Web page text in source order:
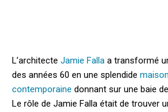
L’architecte Jamie Falla a transformé
des années 60 en une splendide maison
contemporaine donnant sur une baie
Le rôle de Jamie Falla était de trouver